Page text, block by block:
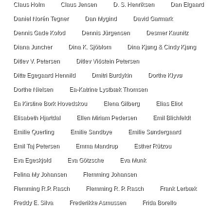
Claus Holm Claus Jensen D. S. Henriksen Dan Elgaard
Daniel Norén Tegner Dan Mygind David Garmark
Dennis Gade Kofod Dennis Jürgensen Desmer Kaunitz
Diana Juncher Dina K. Sjöblom Dina Kjøng & Cindy Kjøng
Ditlev V. Petersen Ditlev Viðstein Petersen
Ditte Egegaard Hennild Dmitri Burdykin Dorthe Klyvø
Dorthe Nielsen Ea-Katrine Lystbæk Thomsen
Ea Kirstine Bork Hovedskou Elena Gilberg Elias Eliot
Elisabeth Hjartdal Ellen Miriam Pedersen Emil Blichfeldt
Emilie Querling Emilie Sandbye Emilie Søndergaard
Emil Taj Petersen Emma Mandrup Esther Rützou
Eva Egeskjold Eva Götzsche Eva Munk
Felina My Johansen Flemming Johansen
Flemming R.P. Rasch Flemming R. P. Rasch Frank Lerbæk
Freddy E. Silva Frederikke Asmussen Frida Borello